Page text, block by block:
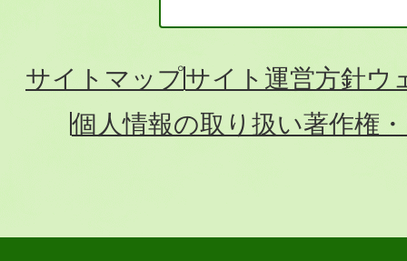
サイトマップサイト運営方針ウ
個人情報の取り扱い著作権